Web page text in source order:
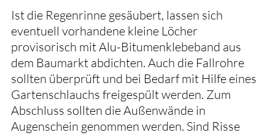
Ist die Regenrinne gesäubert, lassen sich
eventuell vorhandene kleine Löcher
provisorisch mit Alu-Bitumenklebeband aus
dem Baumarkt abdichten. Auch die Fallrohre
sollten überprüft und bei Bedarf mit Hilfe eines
Gartenschlauchs freigespült werden. Zum
Abschluss sollten die Außenwände in
Augenschein genommen werden. Sind Risse